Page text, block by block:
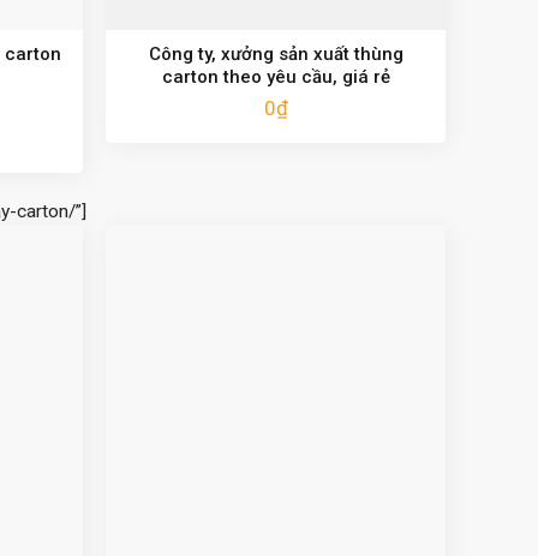
carton
Công ty, xưởng sản xuất thùng
carton theo yêu cầu, giá rẻ
0₫
carton/”]